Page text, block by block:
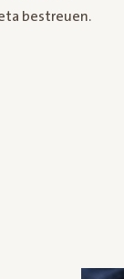
bestreuen.